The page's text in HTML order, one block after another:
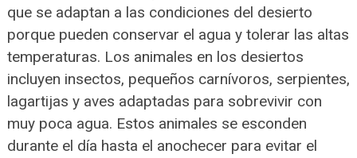
que se adaptan a las condiciones del desierto
porque pueden conservar el agua y tolerar las altas
temperaturas. Los animales en los desiertos
incluyen insectos, pequeños carnívoros, serpientes,
lagartijas y aves adaptadas para sobrevivir con
muy poca agua. Estos animales se esconden
durante el día hasta el anochecer para evitar el